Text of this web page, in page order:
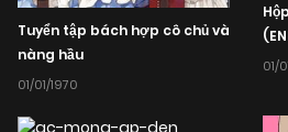
Tuyển tập bách hợp cô chủ và
nàng hầu
01/01/1970
01/